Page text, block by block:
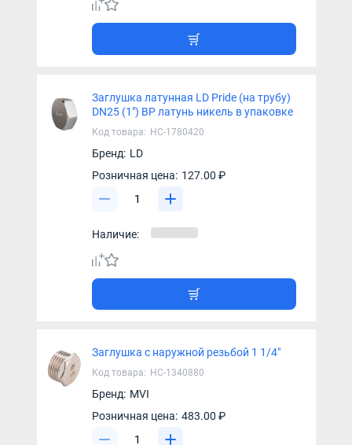
Заглушка латунная LD Pride (на трубу)
DN25 (1") ВР латунь никель в упаковке
Код товара: НС-1780420
Бренд: LD
Розничная цена: 127.00 ₽
Наличие:
Заглушка с наружной резьбой 1 1/4"
Код товара: НС-1340880
Бренд: MVI
Розничная цена: 483.00 ₽